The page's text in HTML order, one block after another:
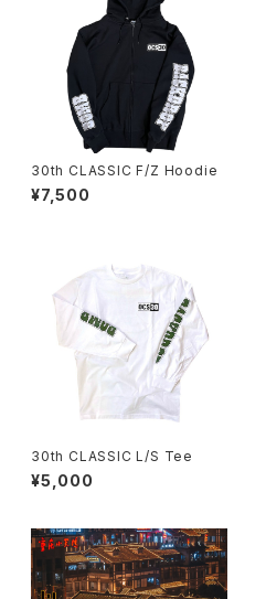
30th CLASSIC F/Z Hoodie
¥7,500
30th CLASSIC L/S Tee
¥5,000